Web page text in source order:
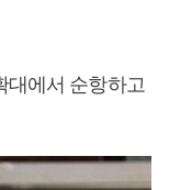
대에서 순항하고